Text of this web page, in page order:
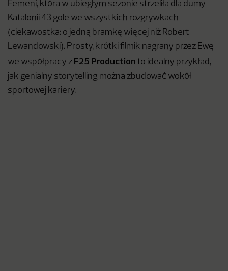
Femení, która w ubiegłym sezonie strzeliła dla dumy
Katalonii 43 gole we wszystkich rozgrywkach
(ciekawostka: o jedną bramkę więcej niż Robert
Lewandowski). Prosty, krótki filmik nagrany przez Ewę
we współpracy z F25 Production to idealny przykład,
jak genialny storytelling można zbudować wokół
sportowej kariery.